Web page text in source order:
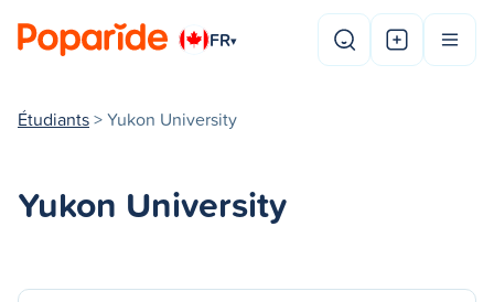
FR▾
Étudiants> Yukon University
Yukon University